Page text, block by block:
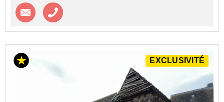
Contacter l'agence
EXCLUSIVITÉ